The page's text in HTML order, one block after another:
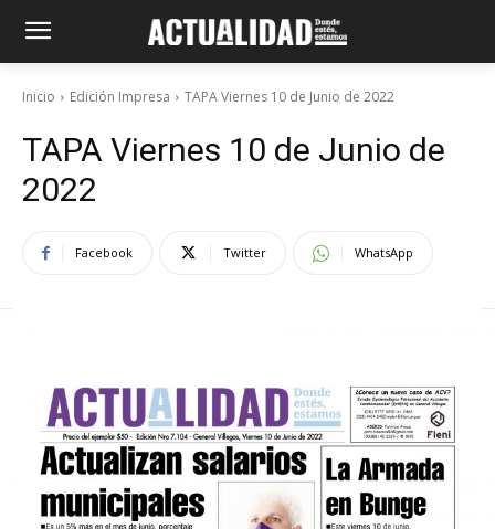
Inicio Edición Impresa TAPA Viernes 10 de Junio de 2022
TAPA Viernes 10 de Junio de
2022
Facebook Twitter WhatsApp